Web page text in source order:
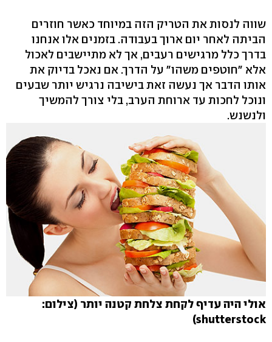
שווה לנסות את הטריק הזה במיוחד כאשר חוזרים
הביתה לאחר יום ארוך בעבודה. בזמנים אלו אנחנו
בדרך כלל מרגישים רעבים, אך לא מתיישבים לאכול
אלא "חוטפים משהו" על הדרך. אם נאכל בדיוק את
אותו הדבר אך נעשה זאת בישיבה נרגיש יותר שבעים
ונוכל לחכות עד ארוחת הערב, בלי צורך להמשיך
ולנשנש.
אולי היה עדיף לקחת צלחת קטנה יותר (צילום:
shutterstock)